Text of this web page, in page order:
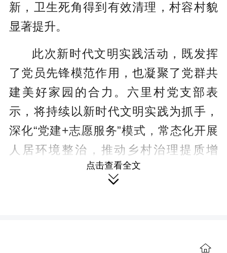
新，卫生死角得到有效清理，村容村貌
显著提升。
此次新时代文明实践活动，既发挥
了党员先锋模范作用，也凝聚了党群共
建美好家园的合力。六里村党支部表
示，将持续以新时代文明实践为抓手，
深化“党建+志愿服务”模式，常态化开展
人居环境整治，推动乡村治理提质增
效，让“志愿红”成为六里村乡村振兴路上
（本站原创文章，未经授权，禁止
点击查看全文
